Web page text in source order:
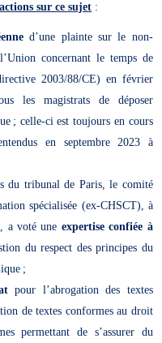
sur ce sujet :
d’une plainte sur le non-
concernant le temps de
2003/88/CE) en février
les magistrats de déposer
; celle-ci est toujours en cours
en septembre 2023 à
du tribunal de Paris, le comité
spécialisée (ex-CHSCT), à
a voté une expertise confiée à
du respect des principes du
;
pour l’abrogation des textes
de textes conformes au droit
permettant de s’assurer du